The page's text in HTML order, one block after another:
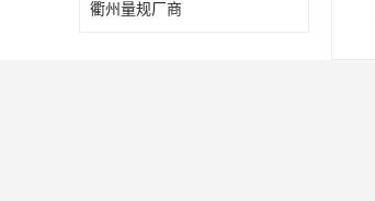
衢州量规厂商